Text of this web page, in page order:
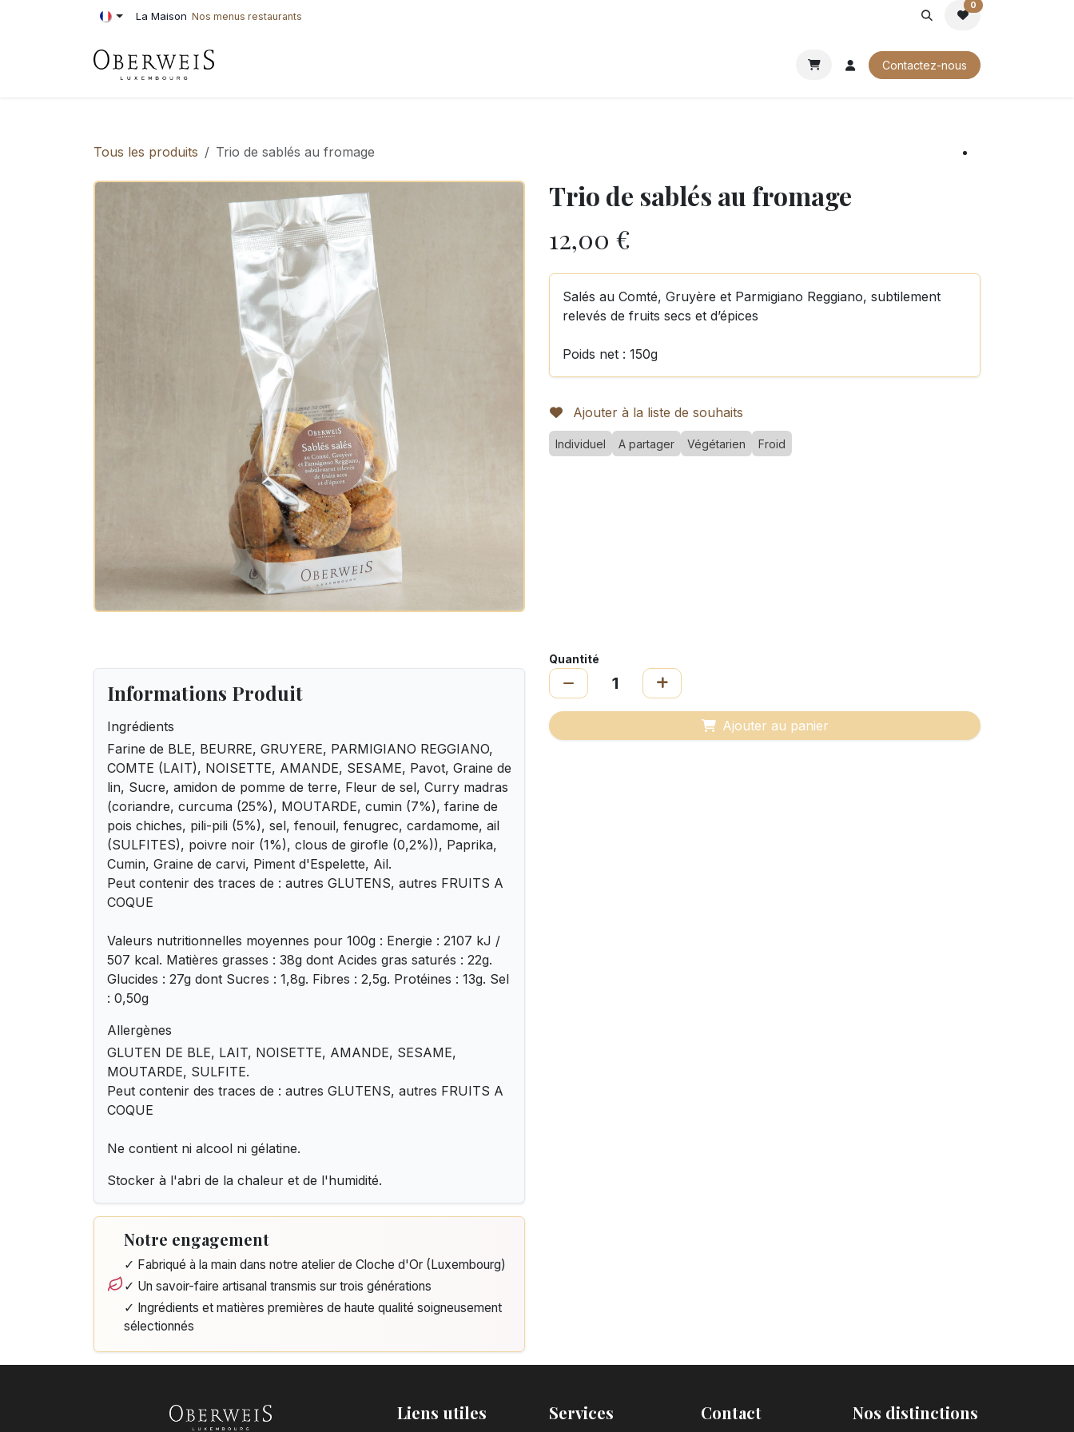
Se rendre au contenu La Maison Nos menus restaurants
0
Contactez-nous
Tous les produits Trio de sablés au fromage
Trio de sablés au fromage
12,00 €
Salés au Comté, Gruyère et Parmigiano Reggiano, subtilement
relevés de fruits secs et d’épices
Poids net : 150g
Ajouter à la liste de souhaits
Individuel A partager Végétarien Froid
Informations Produit
Ingrédients
Farine de BLE, BEURRE, GRUYERE, PARMIGIANO REGGIANO,
COMTE (LAIT), NOISETTE, AMANDE, SESAME, Pavot, Graine de
lin, Sucre, amidon de pomme de terre, Fleur de sel, Curry madras
(coriandre, curcuma (25%), MOUTARDE, cumin (7%), farine de
pois chiches, pili-pili (5%), sel, fenouil, fenugrec, cardamome, ail
(SULFITES), poivre noir (1%), clous de girofle (0,2%)), Paprika,
Cumin, Graine de carvi, Piment d'Espelette, Ail.
Peut contenir des traces de : autres GLUTENS, autres FRUITS A
COQUE
Valeurs nutritionnelles moyennes pour 100g : Energie : 2107 kJ /
507 kcal. Matières grasses : 38g dont Acides gras saturés : 22g.
Glucides : 27g dont Sucres : 1,8g. Fibres : 2,5g. Protéines : 13g. Sel
: 0,50g
Allergènes
GLUTEN DE BLE, LAIT, NOISETTE, AMANDE, SESAME,
MOUTARDE, SULFITE.
Peut contenir des traces de : autres GLUTENS, autres FRUITS A
COQUE
Ne contient ni alcool ni gélatine.
Stocker à l'abri de la chaleur et de l'humidité.
Notre engagement
✓ Fabriqué à la main dans notre atelier de Cloche d'Or (Luxembourg)
✓ Un savoir-faire artisanal transmis sur trois générations
✓ Ingrédients et matières premières de haute qualité soigneusement
sélectionnés
Quantité
Ajouter au panier
Liens utiles Services Contact Nos distinctions